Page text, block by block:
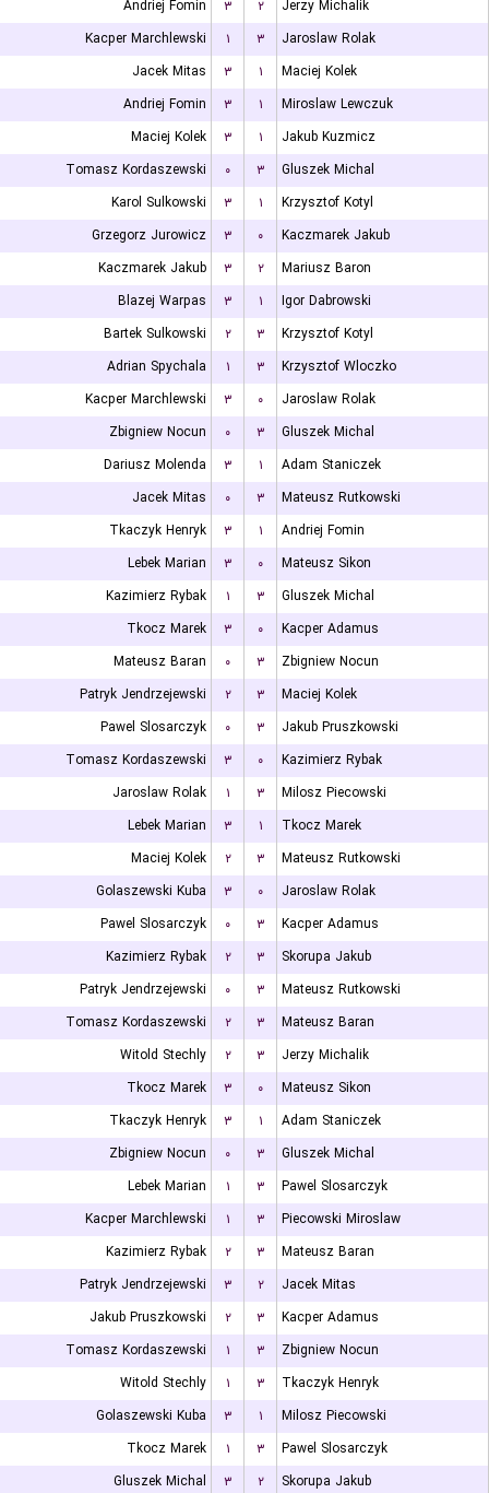
Andriej Fomin ۳ ۲
Jerzy Michalik
Kacper Marchlewski
۱ ۳
Jaroslaw Rolak
Jacek Mitas
۳ ۱
Maciej Kolek
Andriej Fomin
۳ ۱
Miroslaw Lewczuk
Maciej Kolek
۳ ۱
Jakub Kuzmicz
Tomasz Kordaszewski
۰ ۳
Gluszek Michal
Karol Sulkowski
۳ ۱
Krzysztof Kotyl
Grzegorz Jurowicz
۳ ۰
Kaczmarek Jakub
Kaczmarek Jakub
۳ ۲
Mariusz Baron
Blazej Warpas
۳ ۱
Igor Dabrowski
Bartek Sulkowski
۲ ۳
Krzysztof Kotyl
Adrian Spychala
۱ ۳
Krzysztof Wloczko
Kacper Marchlewski
۳ ۰
Jaroslaw Rolak
Zbigniew Nocun
۰ ۳
Gluszek Michal
Dariusz Molenda
۳ ۱
Adam Staniczek
Jacek Mitas
۰ ۳
Mateusz Rutkowski
Tkaczyk Henryk
۳ ۱
Andriej Fomin
Lebek Marian
۳ ۰
Mateusz Sikon
Kazimierz Rybak
۱ ۳
Gluszek Michal
Tkocz Marek
۳ ۰
Kacper Adamus
Mateusz Baran
۰ ۳
Zbigniew Nocun
Patryk Jendrzejewski
۲ ۳
Maciej Kolek
Pawel Slosarczyk
۰ ۳
Jakub Pruszkowski
Tomasz Kordaszewski
۳ ۰
Kazimierz Rybak
Jaroslaw Rolak
۱ ۳
Milosz Piecowski
Lebek Marian
۳ ۱
Tkocz Marek
Maciej Kolek
۲ ۳
Mateusz Rutkowski
Golaszewski Kuba
۳ ۰
Jaroslaw Rolak
Pawel Slosarczyk
۰ ۳
Kacper Adamus
Kazimierz Rybak
۲ ۳
Skorupa Jakub
Patryk Jendrzejewski
۰ ۳
Mateusz Rutkowski
Tomasz Kordaszewski
۲ ۳
Mateusz Baran
Witold Stechly
۲ ۳
Jerzy Michalik
Tkocz Marek
۳ ۰
Mateusz Sikon
Tkaczyk Henryk
۳ ۱
Adam Staniczek
Zbigniew Nocun
۰ ۳
Gluszek Michal
Lebek Marian
۱ ۳
Pawel Slosarczyk
Kacper Marchlewski
۱ ۳
Piecowski Miroslaw
Kazimierz Rybak
۲ ۳
Mateusz Baran
Patryk Jendrzejewski
۳ ۲
Jacek Mitas
Jakub Pruszkowski
۲ ۳
Kacper Adamus
Tomasz Kordaszewski
۱ ۳
Zbigniew Nocun
Witold Stechly
۱ ۳
Tkaczyk Henryk
Golaszewski Kuba
۳ ۱
Milosz Piecowski
Tkocz Marek
۱ ۳
Pawel Slosarczyk
Gluszek Michal
۳ ۲
Skorupa Jakub